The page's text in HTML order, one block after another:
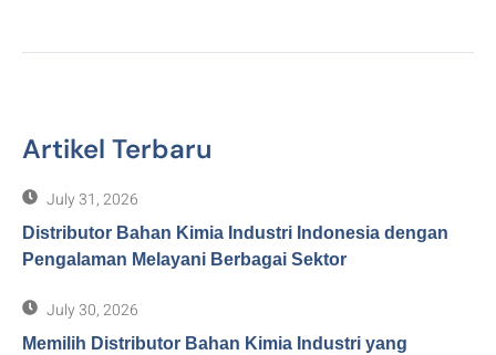
Artikel Terbaru
July 31, 2026
Distributor Bahan Kimia Industri Indonesia dengan
Pengalaman Melayani Berbagai Sektor
July 30, 2026
Memilih Distributor Bahan Kimia Industri yang